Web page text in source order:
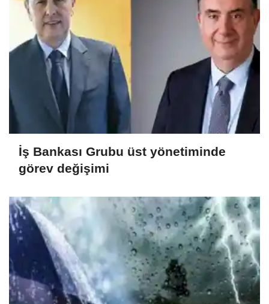
İş Bankası Grubu üst yönetiminde
görev değişimi